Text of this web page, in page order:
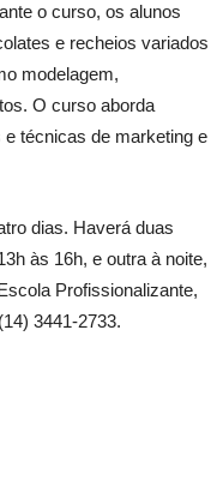
o curso, os alunos
e recheios variados
modelagem,
O curso aborda
técnicas de marketing e
dias. Haverá duas
às 16h, e outra à noite,
Profissionalizante,
3441-2733.